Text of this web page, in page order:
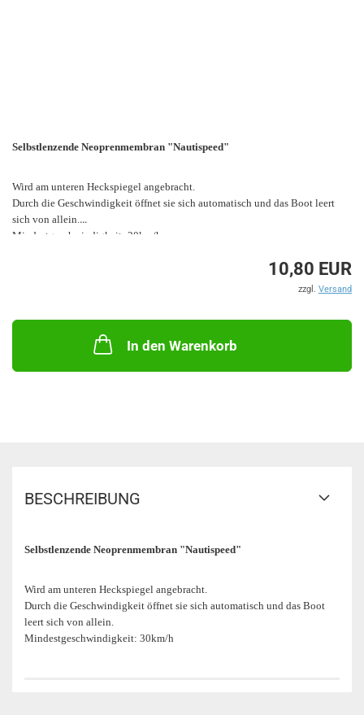
Selbstlenzende Neoprenmembran "Nautispeed"
Wird am unteren Heckspiegel angebracht.
Durch die Geschwindigkeit öffnet sie sich automatisch und das Boot leert
sich von allein.
Mindestgeschwindigkeit: 30km/h
10,80 EUR
zzgl. Versand
In den Warenkorb
BESCHREIBUNG
Selbstlenzende Neoprenmembran "Nautispeed"
Wird am unteren Heckspiegel angebracht.
Durch die Geschwindigkeit öffnet sie sich automatisch und das Boot
leert sich von allein.
Mindestgeschwindigkeit: 30km/h